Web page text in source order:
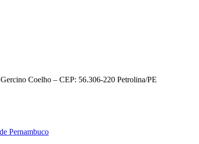
Coelho – CEP: 56.306-220 Petrolina/PE